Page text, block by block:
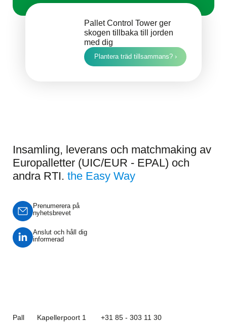
Pallet Control Tower ger
skogen tillbaka till jorden
med dig
Plantera träd tillsammans? ›
Insamling, leverans och matchmaking av
Europalletter (UIC/EUR - EPAL) och
andra RTI. the Easy Way
Prenumerera på
nyhetsbrevet
Anslut och håll dig
informerad
Pall
Kapellerpoort 1
+31 85 - 303 11 30